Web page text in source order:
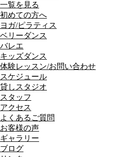
一覧を見る
初めての方へ
ヨガ/ピラティス
ベリーダンス
バレエ
キッズダンス
体験レッスン/お問い合わせ
スケジュール
貸しスタジオ
スタッフ
アクセス
よくあるご質問
お客様の声
ギャラリー
ブログ